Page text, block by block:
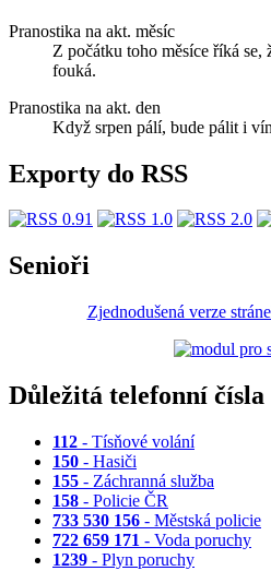
Pranostika na akt. měsíc
Z počátku toho měsíce říká
fouká.
Pranostika na akt. den
Když srpen pálí, bude pálit i
Exporty do RSS
Senioři
Zjednodušená verze
Důležitá telefonní čísla
112 - Tísňové volání
150 - Hasiči
155 - Záchranná služba
158 - Policie ČR
733 530 156 - Městská policie
722 659 171 - Voda poruchy
1239 - Plyn poruchy